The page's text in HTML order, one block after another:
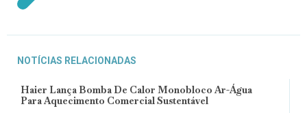
NOTÍCIAS RELACIONADAS
Haier Lança Bomba De Calor Monobloco Ar-Água
Para Aquecimento Comercial Sustentável